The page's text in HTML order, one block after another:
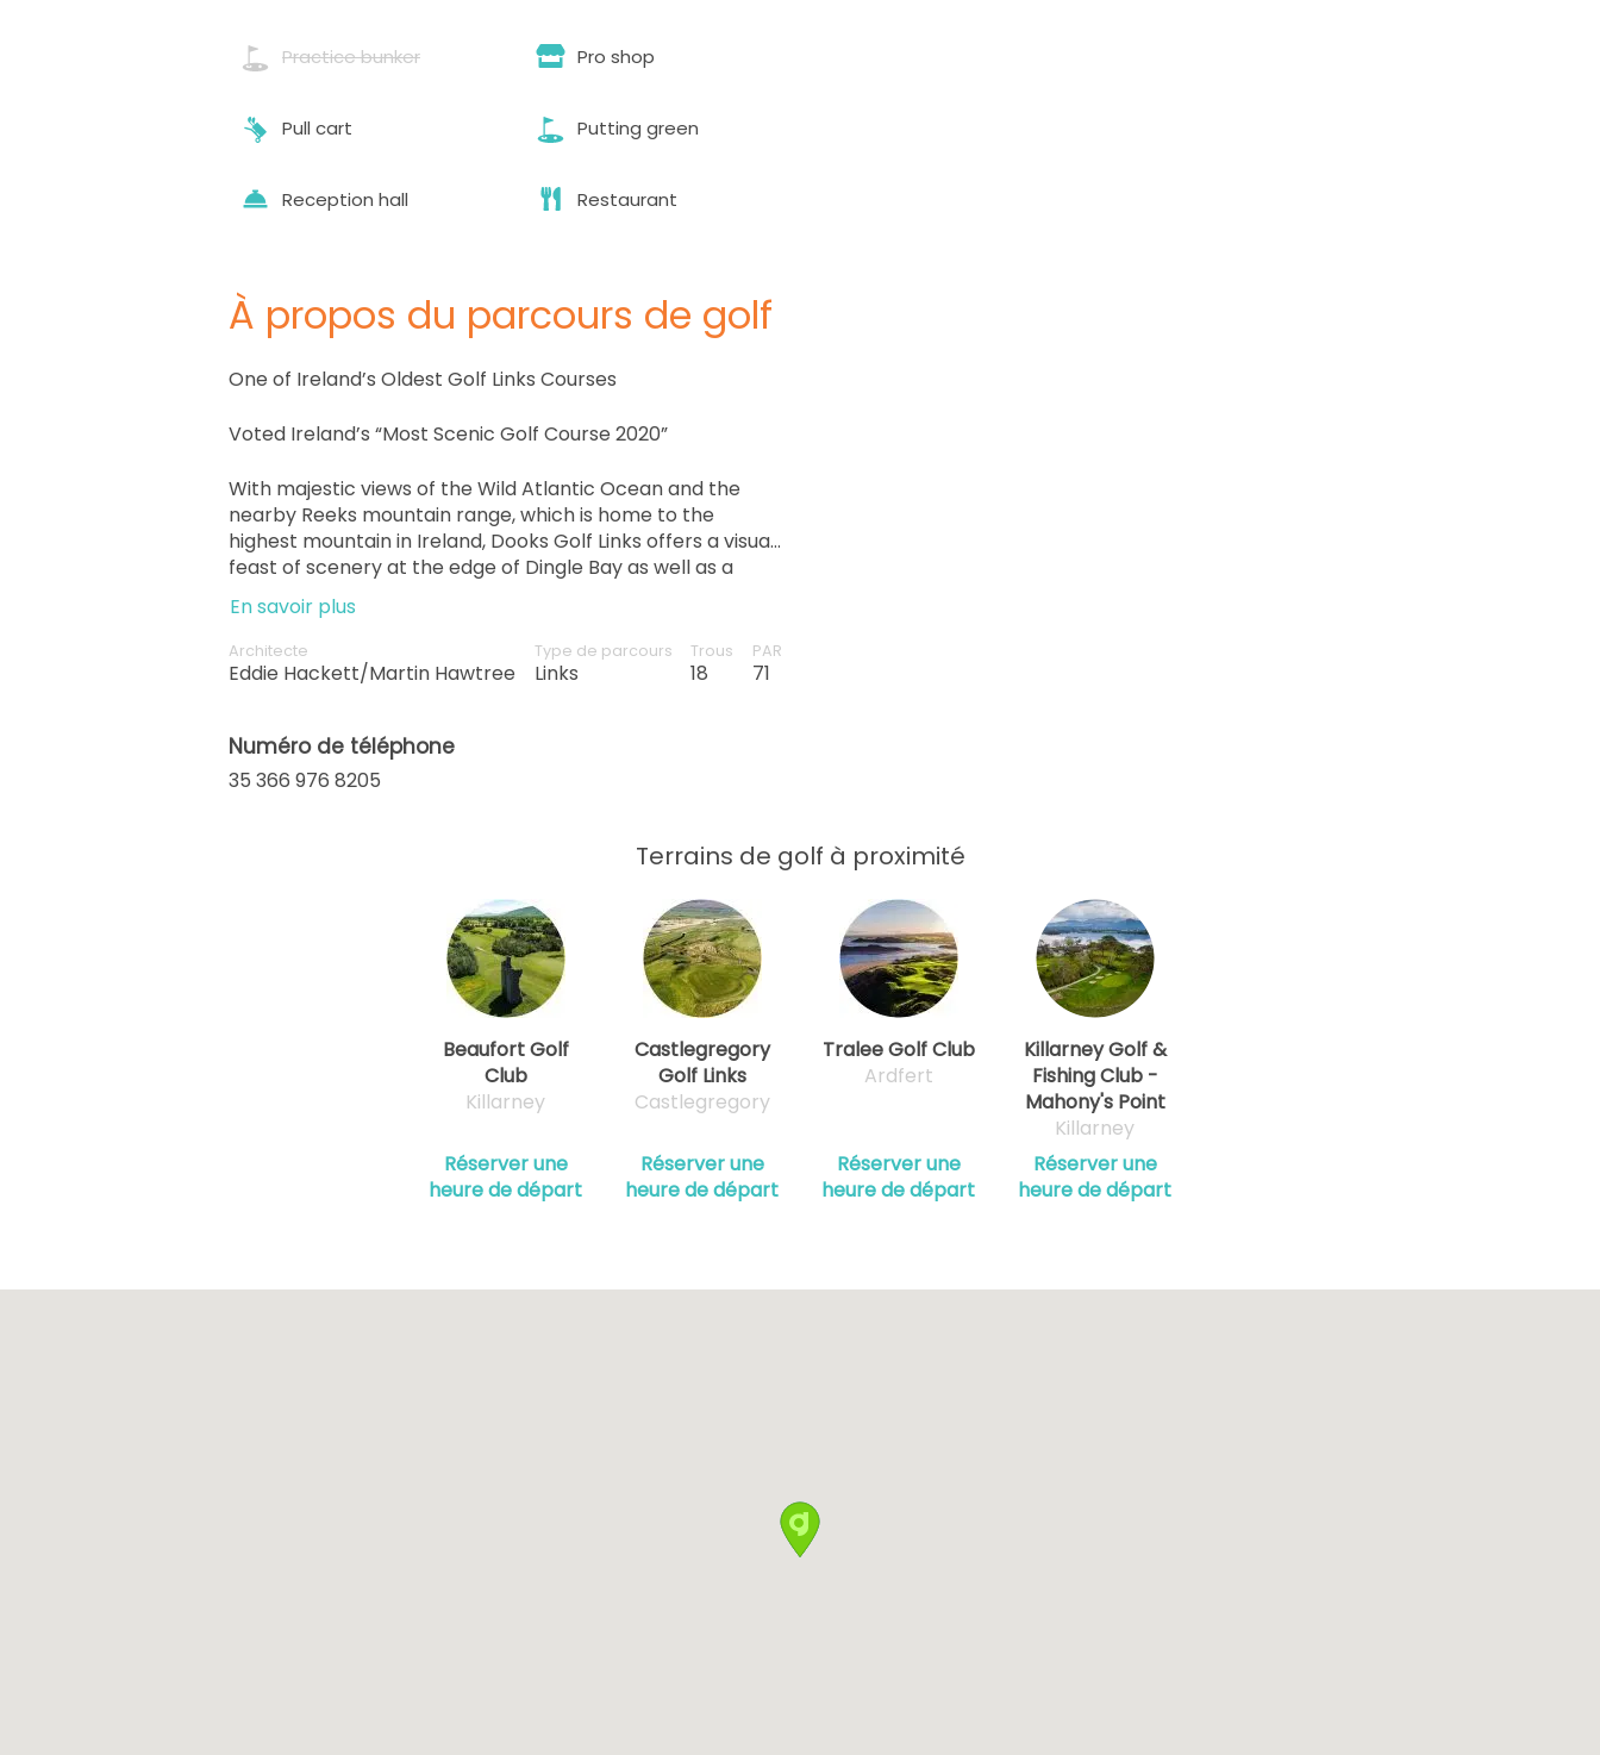
Practice bunker Pro shop
Pull cart Putting green
Reception hall Restaurant
À propos du parcours de golf
One of Ireland’s Oldest Golf Links Courses
Voted Ireland’s “Most Scenic Golf Course 2020”
With majestic views of the Wild Atlantic Ocean and the
nearby Reeks mountain range, which is home to the
highest mountain in Ireland, Dooks Golf Links offers a visual
feast of scenery at the edge of Dingle Bay as well as a
technical challenge for all golfers.
En savoir plus
Architecte
Eddie Hackett/Martin Hawtree
Type de parcours
Links
Trous
18
PAR
71
Numéro de téléphone
35 366 976 8205
Terrains de golf à proximité
Beaufort Golf
Club
Killarney
Réserver une
heure de départ
Castlegregory
Golf Links
Castlegregory
Réserver une
heure de départ
Tralee Golf Club
Ardfert
Réserver une
heure de départ
Killarney Golf &
Fishing Club -
Mahony's Point
Killarney
Réserver une
heure de départ